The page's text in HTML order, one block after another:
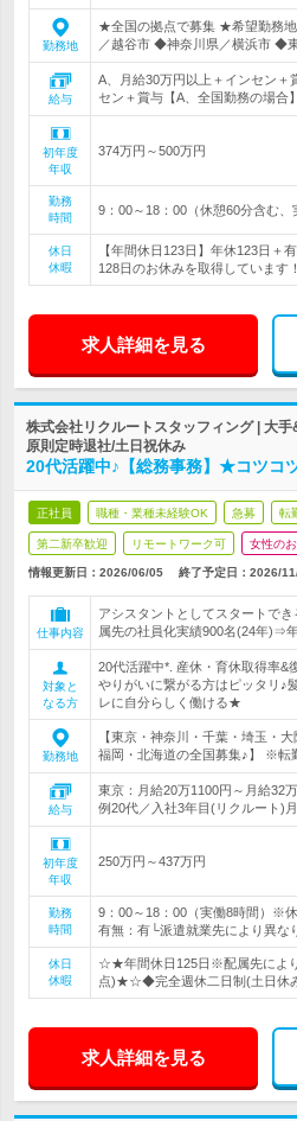
勤務地
★全国の拠点で募集 ★希望勤務
／越谷市 ◆神奈川県／横浜市 ◆
給与
A、月給30万円以上＋インセン＋
セン＋賞与【A、全国勤務の場合
初年度
年収
374万円～500万円
勤務
時間
9：00～18：00（休憩60分含む、
休日
休暇
【年間休日123日】年休123日＋
128日のお休みを取得しています
求人詳細を見る
株式会社リクルートスタッフィング | 大
原則定時退社/土日祝休み
20代活躍中♪【総務事務】★コツコ
正社員 職種・業種未経験OK 急募 転
第二新卒歓迎 リモートワーク可 女性の
情報更新日：2026/06/05 終了予定日： 2026/
仕事内容
アシスタントとしてスタートで
属先の社員化実績900名(24年)⇒
対象と
なる方
20代活躍中*. 産休・育休取得率&
やりがいに繋がる方はピッタリ♪
レに自分らしく働ける★
勤務地
【東京・神奈川・千葉・埼玉・
福岡・北海道の全国募集♪】 ※転
給与
東京：月給20万1100円～月給32
例20代／入社3年目(リクルート)
初年度
年収
250万円～437万円
勤務
時間
9：00～18：00（実働8時間）※
有無：有└派遣就業先により異な
休日
休暇
☆★年間休日125日※配属先によ
点)★☆◆完全週休二日制(土日休
求人詳細を見る